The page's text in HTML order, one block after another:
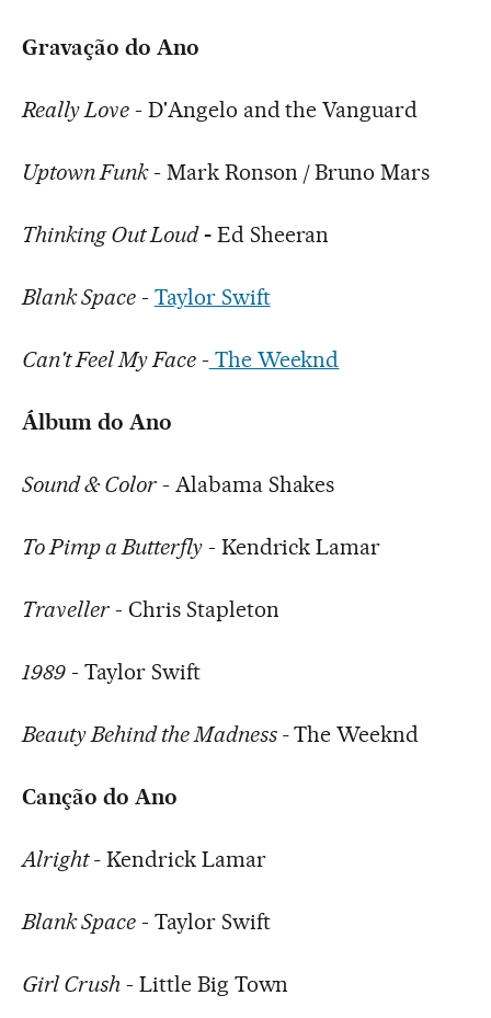
Gravação do Ano
Really Love- D'Angelo and the Vanguard
Uptown Funk- Mark Ronson / Bruno Mars
Thinking Out Loud -Ed Sheeran
Blank Space- Taylor Swift
Can't Feel My Face-The Weeknd
Álbum do Ano
Sound & Color- Alabama Shakes
To Pimp a Butterfly- Kendrick Lamar
Traveller- Chris Stapleton
1989- Taylor Swift
Beauty Behind the Madness -The Weeknd
Canção do Ano
Alright -Kendrick Lamar
Blank Space- Taylor Swift
Girl Crush- Little Big Town